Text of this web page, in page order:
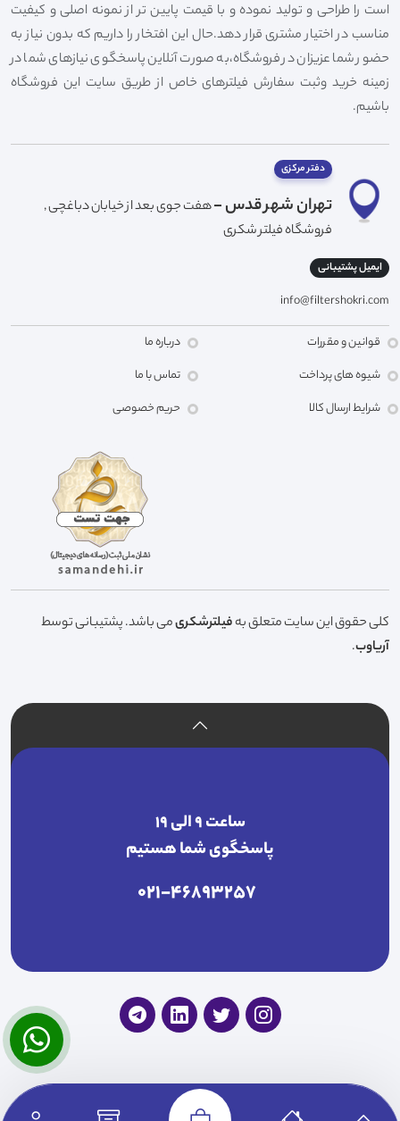
است را طراحی و تولید نموده و با قیمت پایین تر از نمونه اصلی و کیفیت
مناسب در اختیار مشتری قرار دهد.حال این افتخار را داریم که بدون نیاز به
حضور شما عزیزان در فروشگاه،به صورت آنلاین پاسخگوی نیازهای شما در
زمینه خرید وثبت سفارش فیلترهای خاص از طریق سایت این فروشگاه
باشیم.
دفتر مرکزی
تهران شهر قدس -هفت جوی بعد از خیابان دباغچی ,
فروشگاه فیلتر شکری
ایمیل پشتیبانی
info@filtershokri.com
قوانین و مقررات
شیوه های پرداخت
شرایط ارسال کالا
درباره ما
تماس با ما
حریم خصوصی
کلی حقوق این سایت متعلق بهفیلترشکریمی باشد. پشتیبانی توسط
آریاوب.
ساعت ۹ الی ۱۹
پاسخگوی شما هستیم
021-46893257